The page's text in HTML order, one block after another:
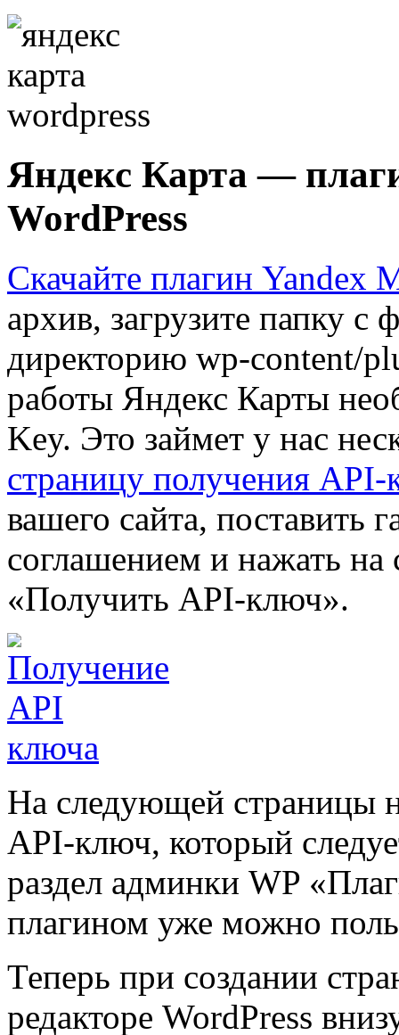
Яндекс Карта —
WordPress
Скачайте плагин Yandex
архив, загрузите папку с
директорию wp-content/
работы Яндекс Карты
Key. Это займет у нас
страницу получения API-
вашего сайта, поставить
соглашением и нажать
«Получить API-ключ».
На следующей страницы
API-ключ, который
раздел админки WP
плагином уже можно
Теперь при создании
редакторе WordPress